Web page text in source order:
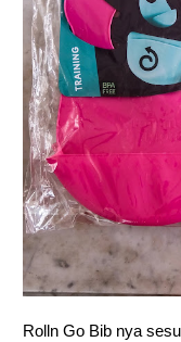
Rolln Go Bib nya